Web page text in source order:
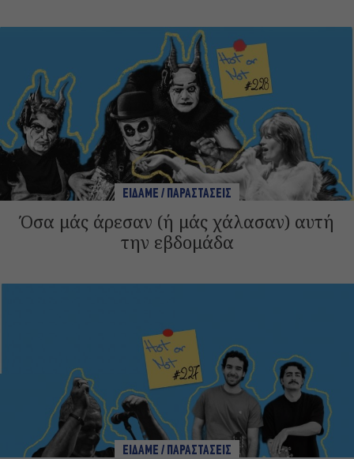
ΕΙΔΑΜΕ / ΠΑΡΑΣΤΑΣΕΙΣ
Όσα μάς άρεσαν (ή μάς χάλασαν) αυτή
την εβδομάδα
ΕΙΔΑΜΕ / ΠΑΡΑΣΤΑΣΕΙΣ